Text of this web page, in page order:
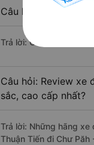
Câu hỏi: Nhà xe đi
Trả lời: Chuyến xe có
Câu hỏi: Review xe
sắc, cao cấp nhất?
Trả lời: Những hãng xe
Thuận Tiến đi Chư